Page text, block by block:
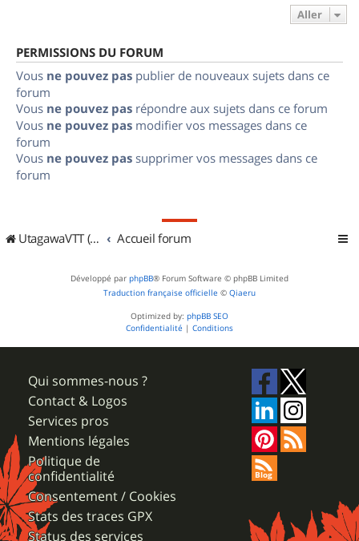
Aller
PERMISSIONS DU FORUM
Vous ne pouvez pas publier de nouveaux sujets dans ce
forum
Vous ne pouvez pas répondre aux sujets dans ce forum
Vous ne pouvez pas modifier vos messages dans ce
forum
Vous ne pouvez pas supprimer vos messages dans ce
forum
UtagawaVTT (Randos VTT et VTTAE avec traces GPS) Accueil forum
Développé par phpBB® Forum Software © phpBB Limited
Traduction française officielle © Qiaeru
Optimized by: phpBB SEO
Confidentialité | Conditions
Qui sommes-nous ?
Contact & Logos
Services pros
Mentions légales
Politique de
confidentialité
Consentement / Cookies
Stats des traces GPX
Status des services